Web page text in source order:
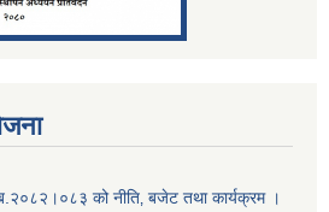
को नीति‚ बजेट तथा कार्यक्रम ।